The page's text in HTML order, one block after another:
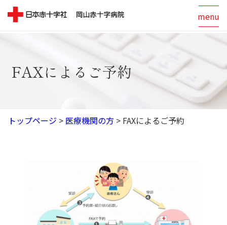
menu
FAXによるご予約
トップページ > 医療機関の方 > FAXによるご予約